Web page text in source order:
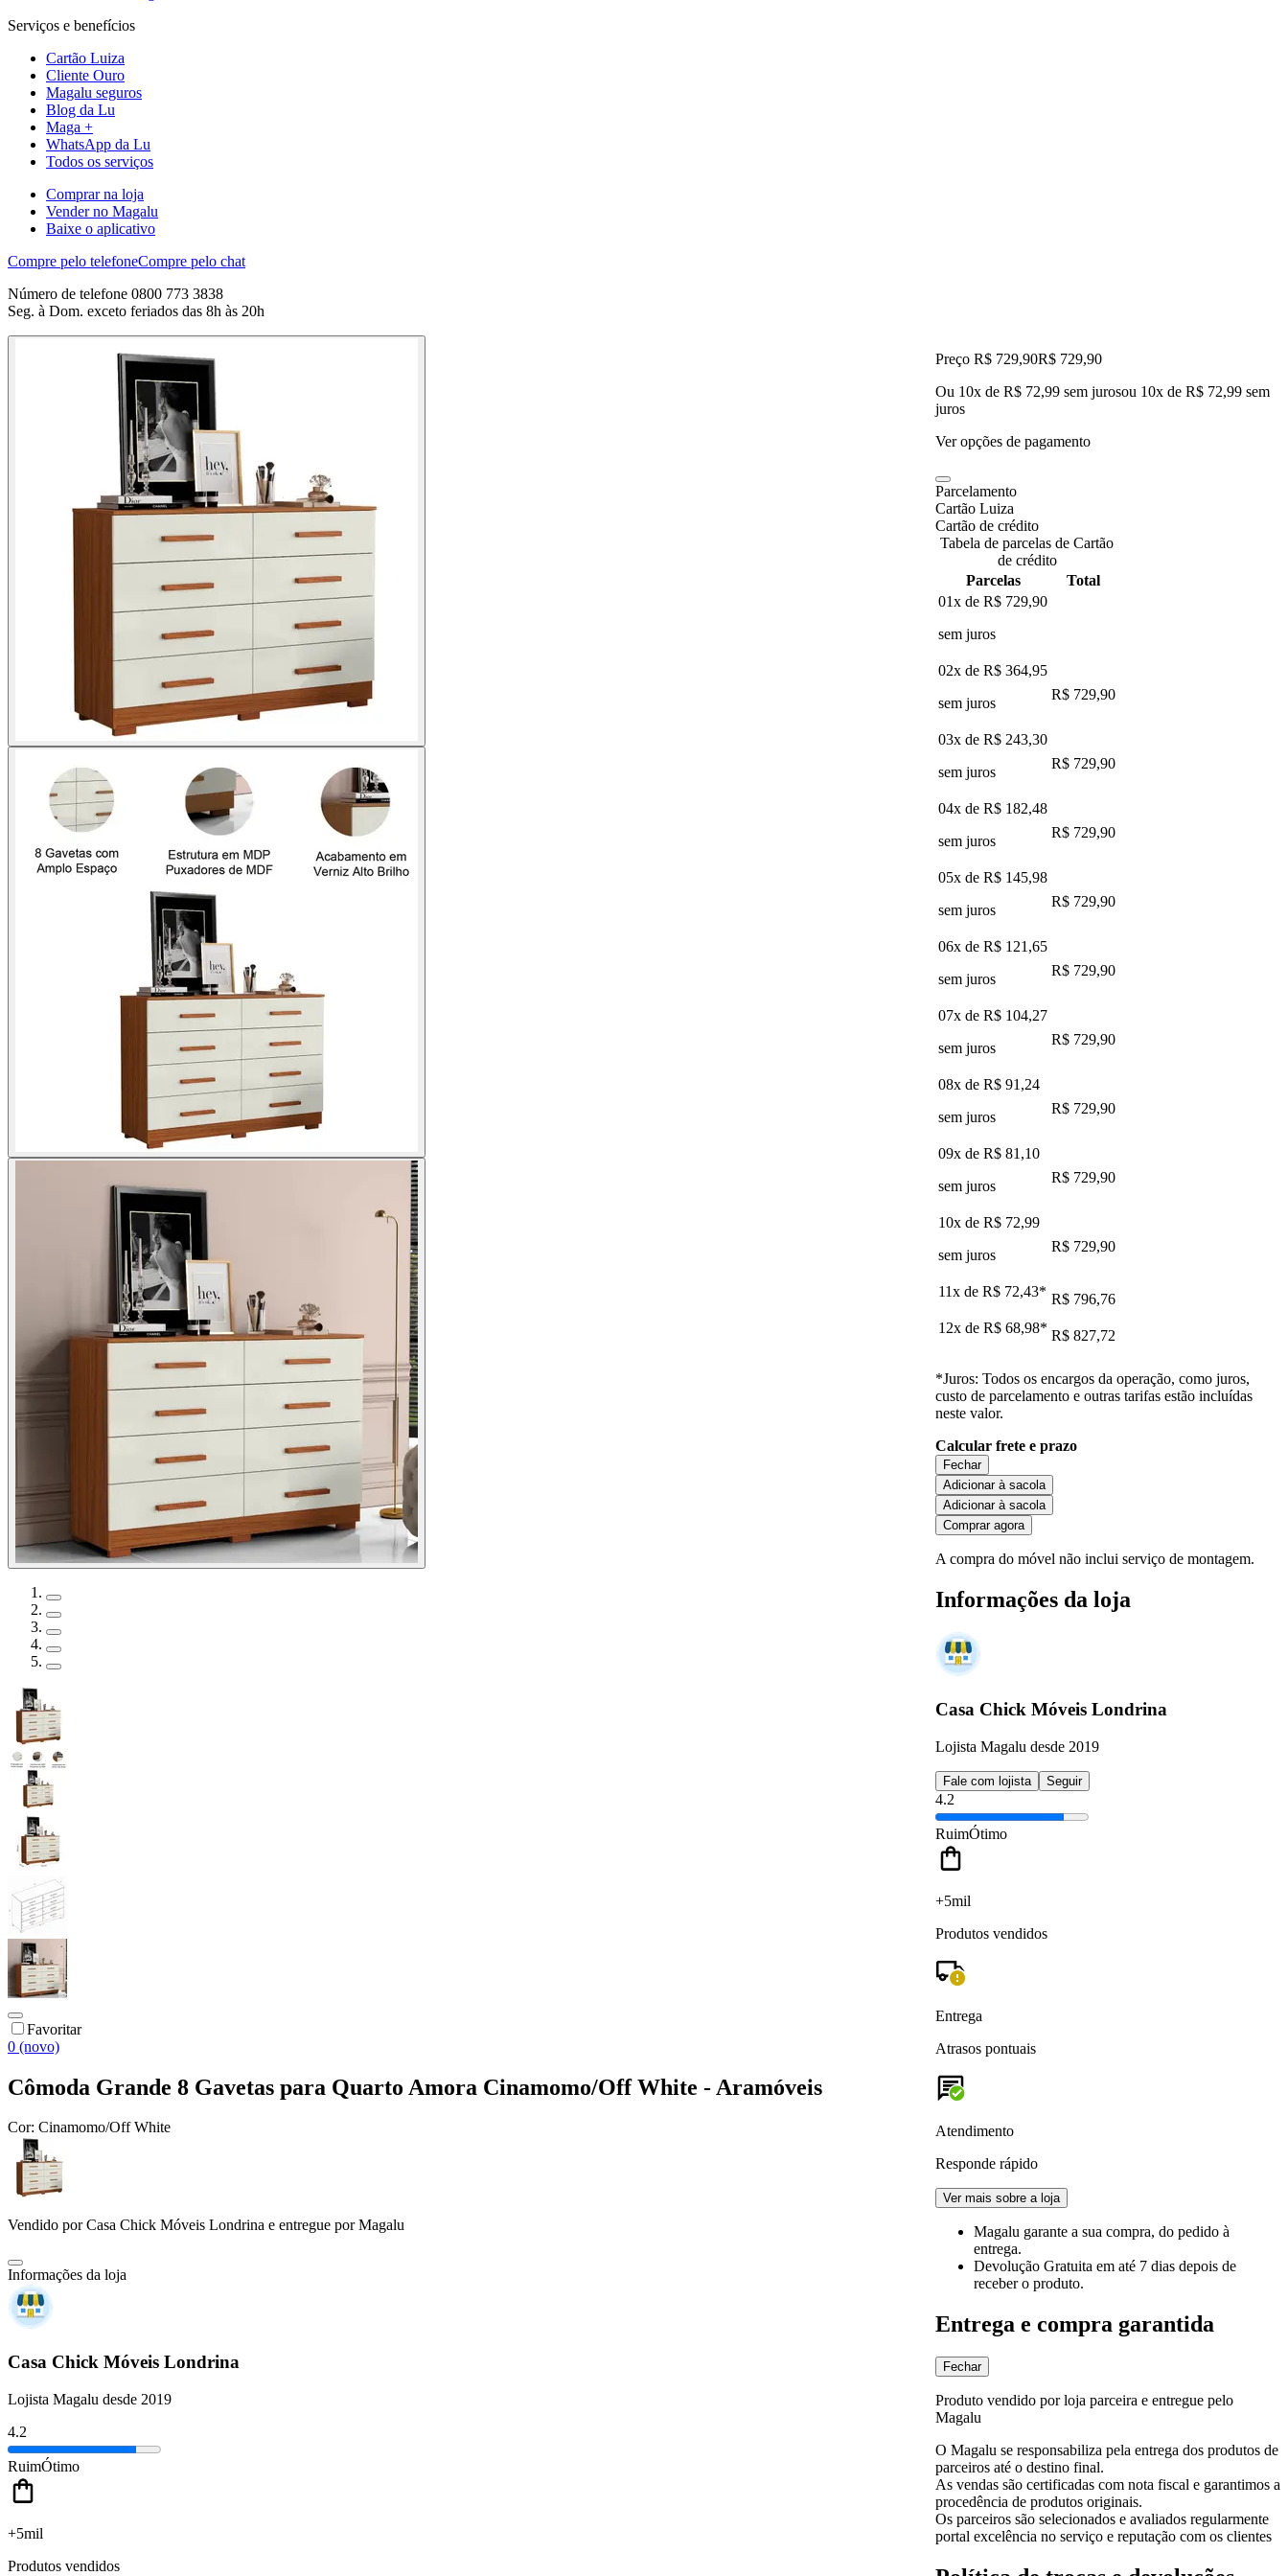
Serviços e benefícios
Cartão Luiza
Cliente Ouro
Magalu seguros
Blog da Lu
Maga +
WhatsApp da Lu
Todos os serviços
Comprar na loja
Vender no Magalu
Baixe o aplicativo
Compre pelo telefoneCompre pelo chat
Número de telefone 0800 773 3838
Seg. à Dom. exceto feriados das 8h às 20h
Favoritar
0 (novo)
Cômoda Grande 8 Gavetas para Quarto Amora Cinamomo/Off White - Aramóveis
Cor: Cinamomo/Off White
Vendido porCasa Chick Móveis Londrina e entregue por Magalu
Informações da loja
Casa Chick Móveis Londrina
Lojista Magalu desde 2019
4.2
RuimÓtimo
+5mil
Produtos vendidos
Preço R$ 729,90R$ 729,90
Ou 10x de R$ 72,99 sem jurosou 10x de R$ 72,99 sem
juros
Ver opções de pagamento
Parcelamento
Cartão Luiza
Cartão de crédito
Tabela de parcelas de Cartão
de crédito
Parcelas
Total
01x de R$ 729,90
sem juros
02x de R$ 364,95
sem juros
R$ 729,90
03x de R$ 243,30
sem juros
R$ 729,90
04x de R$ 182,48
sem juros
R$ 729,90
05x de R$ 145,98
sem juros
R$ 729,90
06x de R$ 121,65
sem juros
R$ 729,90
07x de R$ 104,27
sem juros
R$ 729,90
08x de R$ 91,24
sem juros
R$ 729,90
09x de R$ 81,10
sem juros
R$ 729,90
10x de R$ 72,99
sem juros
R$ 729,90
11x de R$ 72,43* R$ 796,76
12x de R$ 68,98* R$ 827,72
*Juros: Todos os encargos da operação, como juros,
custo de parcelamento e outras tarifas estão incluídas
neste valor.
Calcular frete e prazo
Fechar
Adicionar à sacola
Adicionar à sacola
Comprar agora
A compra do móvel não inclui serviço de montagem.
Informações da loja
Casa Chick Móveis Londrina
Lojista Magalu desde 2019
Fale com lojista Seguir
4.2
RuimÓtimo
+5mil
Produtos vendidos
Entrega
Atrasos pontuais
Atendimento
Responde rápido
Ver mais sobre a loja
Magalu garante a sua compra, do pedido à
entrega.
Devolução Gratuita em até 7 dias depois de
receber o produto.
Entrega e compra garantida
Fechar
Produto vendido por loja parceira e entregue pelo
Magalu
O Magalu se responsabiliza pela entrega dos produtos de
parceiros até o destino final.
As vendas são certificadas com nota fiscal e garantimos a
procedência de produtos originais.
Os parceiros são selecionados e avaliados regularmente
portal excelência no serviço e reputação com os clientes